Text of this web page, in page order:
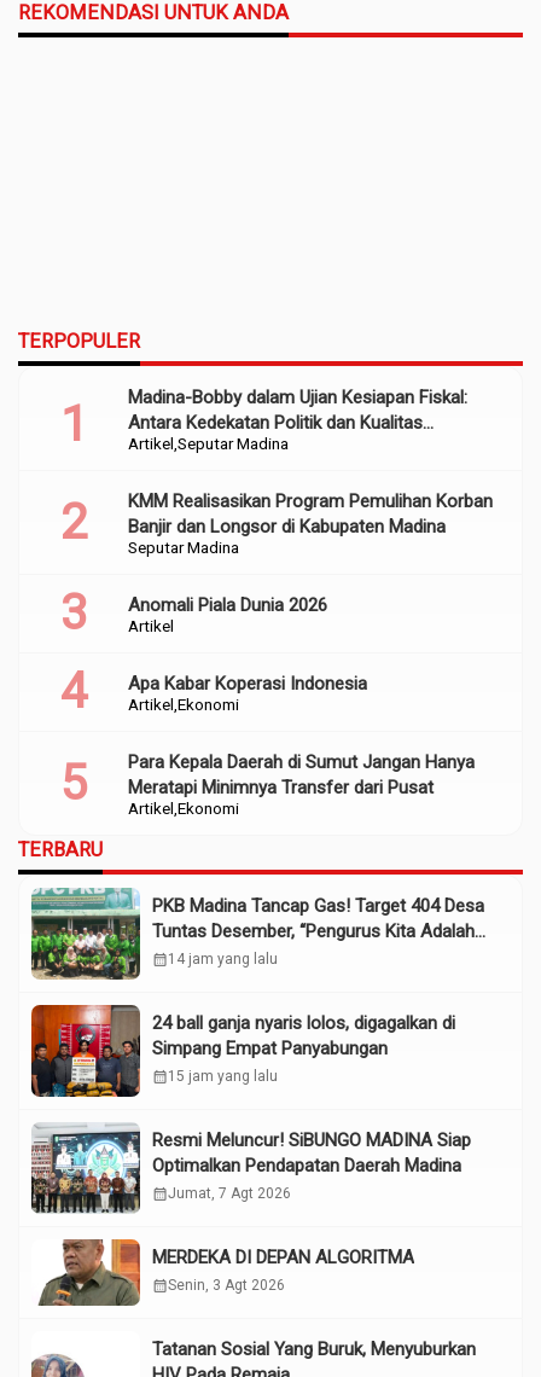
REKOMENDASI UNTUK ANDA
TERPOPULER
Artikel Seputar Madina
Madina-Bobby dalam Ujian Kesiapan Fiskal:
Antara Kedekatan Politik dan Kualitas
Perencanaan
Seputar Madina
KMM Realisasikan Program Pemulihan Korban
Banjir dan Longsor di Kabupaten Madina
Artikel
Anomali Piala Dunia 2026
Artikel Ekonomi
Apa Kabar Koperasi Indonesia
Artikel Ekonomi
Para Kepala Daerah di Sumut Jangan Hanya
Meratapi Minimnya Transfer dari Pusat
TERBARU
PKB Madina Tancap Gas! Target 404 Desa
Tuntas Desember, “Pengurus Kita Adalah
Tokoh”
calendar_month14 jam yang lalu
24 ball ganja nyaris lolos, digagalkan di
Simpang Empat Panyabungan
calendar_month15 jam yang lalu
Resmi Meluncur! SiBUNGO MADINA Siap
Optimalkan Pendapatan Daerah Madina
calendar_monthJumat, 7 Agt 2026
MERDEKA DI DEPAN ALGORITMA
calendar_monthSenin, 3 Agt 2026
Tatanan Sosial Yang Buruk, Menyuburkan